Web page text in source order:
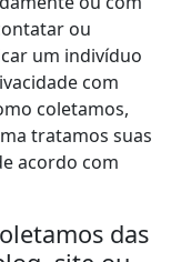
ou
um indivíduo
com
coletamos,
tratamos suas
acordo com
das